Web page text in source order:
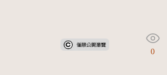
受著作權法保護-僅限於
0